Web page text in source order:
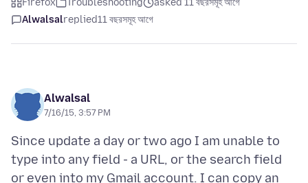
Firefox Troubleshooting
asked 11 বছরসমূহ আগে
Alwalsalreplied11 বছরসমূহ আগে
Alwalsal
7/16/15, 3:57 PM
Since update a day or two ago I am unable to
type into any field - a URL, or the search field
or even into my Gmail account. I can copy an